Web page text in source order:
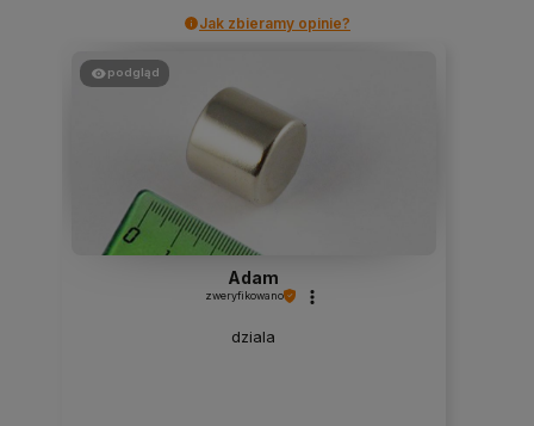
Jak zbieramy opinie?
podgląd
Adam
zweryfikowano
dziala